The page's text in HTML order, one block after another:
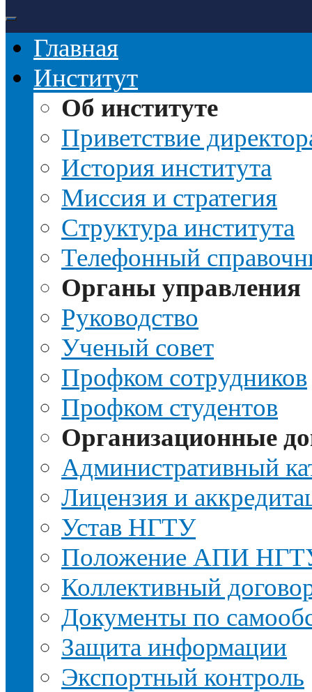
Главная
Институт
Об институте
Приветствие
История института
Миссия и стратегия
Структура института
Телефонный
Органы управления
Руководство
Ученый совет
Профком сотрудников
Профком студентов
Организационные
Административный
Лицензия и
Устав НГТУ
Положение АПИ
Коллективный
Документы по
Защита информации
Экспортный контроль